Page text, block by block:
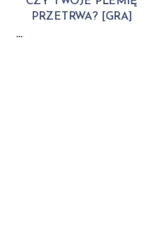
PRZETRWA? [GRA]
…